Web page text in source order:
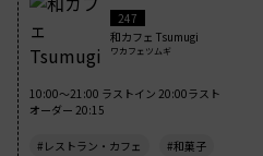
247
和カフェ Tsumugi
ワカフェツムギ
10:00～21:00 ラストイン 20:00ラスト
オーダー 20:15
#レストラン・カフェ #和菓子